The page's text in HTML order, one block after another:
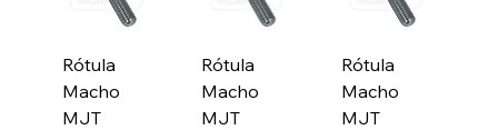
Rótula
Macho
MJT
Rótula
Macho
MJT
Rótula
Macho
MJT